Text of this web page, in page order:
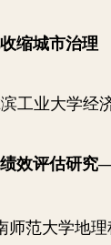
缩城市治理
工业大学经
效评估研究
师范大学地